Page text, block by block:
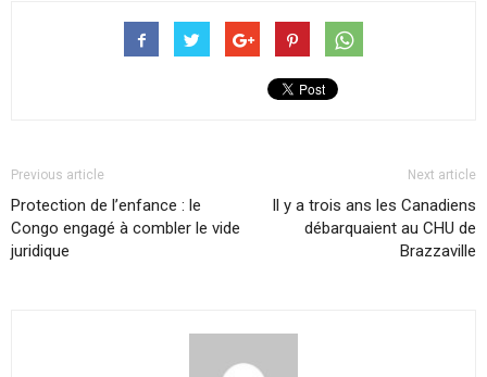
Previous article
Protection de l’enfance : le
Congo engagé à combler le vide
juridique
Next article
Il y a trois ans les Canadiens
débarquaient au CHU de
Brazzaville